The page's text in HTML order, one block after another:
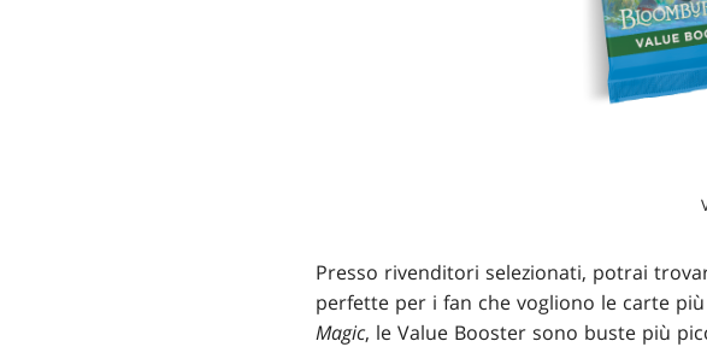
Presso rivenditori selezionati, potrai
perfette per i fan che vogliono le carte
Magic, le Value Booster sono buste più